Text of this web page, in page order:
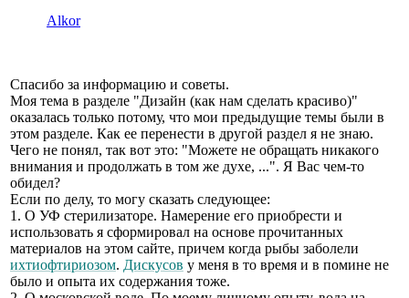
Alkor
Спасибо за информацию и советы.
Моя тема в разделе "Дизайн (как нам сделать красиво)"
оказалась только потому, что мои предыдущие темы были в
этом разделе. Как ее перенести в другой раздел я не знаю.
Чего не понял, так вот это: "Можете не обращать никакого
внимания и продолжать в том же духе, ...". Я Вас чем-то
обидел?
Если по делу, то могу сказать следующее:
1. О УФ стерилизаторе. Намерение его приобрести и
использовать я сформировал на основе прочитанных
материалов на этом сайте, причем когда рыбы заболели
ихтиофтириозом. Дискусов у меня в то время и в помине не
было и опыта их содержания тоже.